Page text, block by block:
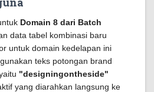
Domain 8 dari Batch
data tabel kombinasi baru
untuk domain kedelapan ini
teks potongan brand
"designingontheside"
yang diarahkan langsung ke